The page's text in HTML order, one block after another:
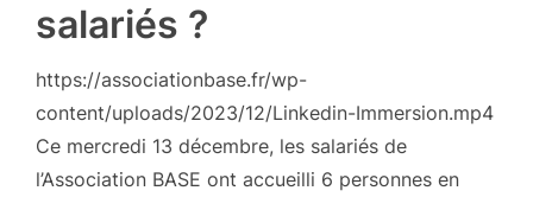
salariés ?
https://associationbase.fr/wp-
content/uploads/2023/12/Linkedin-Immersion.mp4
Ce mercredi 13 décembre, les salariés de
l’Association BASE ont accueilli 6 personnes en